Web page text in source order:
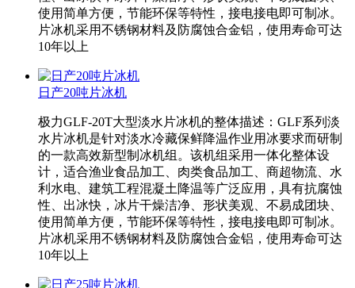
使用简单方便，节能环保等特性，接电接电即可制冰。
片冰机采用不锈钢材料及防腐蚀合金铝，使用寿命可达
10年以上
日产20吨片冰机
极力GLF-20T大型淡水片冰机的整体描述：GLF系列淡
水片冰机是针对淡水冷藏保鲜降温作业用冰要求而研制
的一款高效新型制冰机组。该机组采用一体化整体设
计，适合渔业食品加工、肉类食品加工、商超物流、水
利水电、建筑工程混凝土降温等广泛应用，具有抗腐蚀
性、出冰快，冰片干燥洁净、形状美观、不易成团块、
使用简单方便，节能环保等特性，接电接电即可制冰。
片冰机采用不锈钢材料及防腐蚀合金铝，使用寿命可达
10年以上